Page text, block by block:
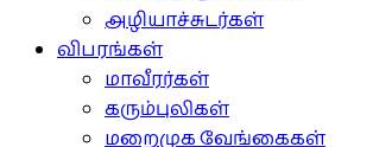
அழியாச்சுடர்கள்
விபரங்கள்
மாவீரர்கள்
கரும்புலிகள்
மறைமுக வேங்கைகள்